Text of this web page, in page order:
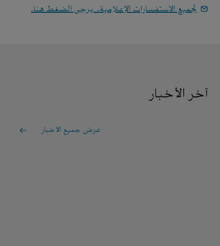
لجميع الاستفسارات الإعلامية، يرجى الضغط هنا.
آخر الأخبار
عرض جميع الأخبار